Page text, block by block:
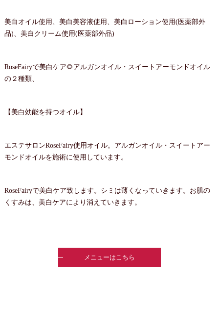
美白オイル使用、美白美容液使用、美白ローション使用(医薬部外
品)、美白クリーム使用(医薬部外品)
RoseFairyで美白ケア🌻アルガンオイル・スイートアーモンドオイル
の２種類、
【美白効能を持つオイル】
エステサロンRoseFairy使用オイル。アルガンオイル・スイートアー
モンドオイルを施術に使用しています。
RoseFairyで美白ケア致します。シミは薄くなっていきます。お肌の
くすみは、美白ケアにより消えていきます。
メニューはこちら